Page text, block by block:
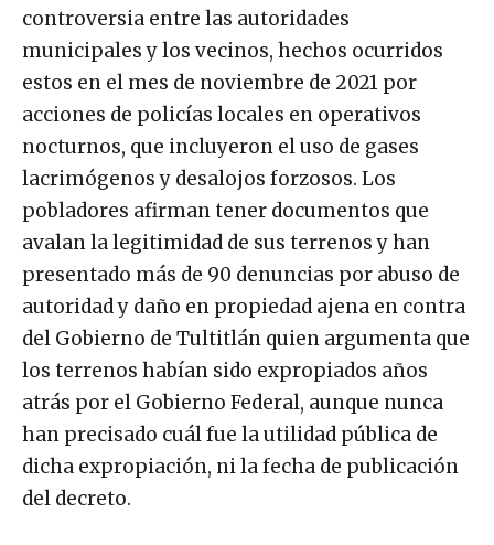
controversia entre las autoridades
municipales y los vecinos, hechos ocurridos
estos en el mes de noviembre de 2021 por
acciones de policías locales en operativos
nocturnos, que incluyeron el uso de gases
lacrimógenos y desalojos forzosos. Los
pobladores afirman tener documentos que
avalan la legitimidad de sus terrenos y han
presentado más de 90 denuncias por abuso de
autoridad y daño en propiedad ajena en contra
del Gobierno de Tultitlán quien argumenta que
los terrenos habían sido expropiados años
atrás por el Gobierno Federal, aunque nunca
han precisado cuál fue la utilidad pública de
dicha expropiación, ni la fecha de publicación
del decreto.